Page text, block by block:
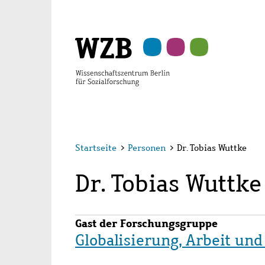
Startseite > Personen > Dr. Tobias Wuttke
Dr. Tobias Wuttke
Gast der Forschungsgruppe
Globalisierung, Arbeit